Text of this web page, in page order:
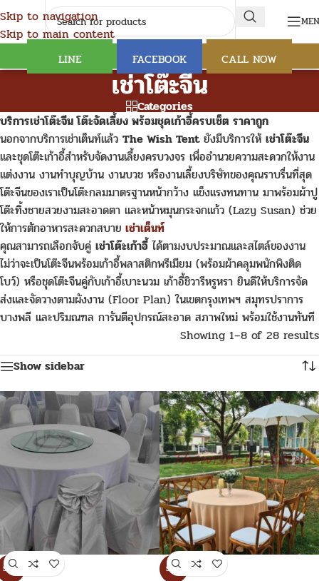
Skip to navigation
Skip to main content
LINE FACEBOOK CALL NOW
เช่าโต๊ะจีน
Categories
บริการเช่าโต๊ะจีน โต๊ะจัดเลี้ยง พร้อมชุดเก้าอี้ครบเซ็ต ราคาถูก
นอกจากบริการเช่าเต็นท์แล้ว The Wish Tentยังมีบริการให้ เช่าโต๊ะจีน
และชุดโต๊ะเก้าอี้สำหรับจัดงานเลี้ยงครบวงจร เพื่ออำนวยความสะดวกให้งาน
แต่งงาน งานทำบุญบ้าน งานบวช หรืองานเลี้ยงบริษัทของคุณราบรื่นที่สุด
โต๊ะจีนของเราเป็นโต๊ะกลมมาตรฐานหน้ากว้าง แข็งแรงทนทาน มาพร้อมผ้าปู
โต๊ะทิ้งชายสวยงามสะอาดตา และหน้าหมุนกระจกแก้ว (Lazy Susan) ช่วย
ให้การตักอาหารสะดวกสบาย เช่าเต็นท์
คุณสามารถเลือกจับคู่ เช่าโต๊ะเก้าอี้ ได้ตามงบประมาณและสไตล์ของงาน
ไม่ว่าจะเป็นโต๊ะจีนพร้อมเก้าอี้พลาสติกพรีเมียม (พร้อมผ้าคลุมพนักพิงติด
โบว์) หรือชุดโต๊ะจีนคู่กับเก้าอี้เบาะนวม เก้าอี้ชิวารีหรูหรา ยินดีให้บริการจัด
ส่งและจัดวางตามผังงาน (Floor Plan) ในเขตกรุงเทพฯ สมุทรปราการ
บางพลี และปริมณฑล การันตีอุปกรณ์สะอาด สภาพใหม่ พร้อมใช้งานทันที
Showing 1–8 of 28 results
Show sidebar
SALE SALE